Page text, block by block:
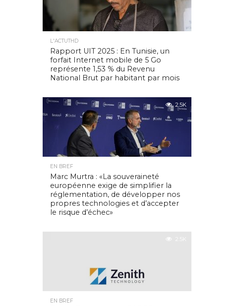
L'ACTUTHD
Rapport UIT 2025 : En Tunisie, un
forfait Internet mobile de 5 Go
représente 1,53 % du Revenu
National Brut par habitant par mois
2.5K
EN BREF
Marc Murtra : «La souveraineté
européenne exige de simplifier la
réglementation, de développer nos
propres technologies et d’accepter
le risque d’échec»
2.5K
EN BREF